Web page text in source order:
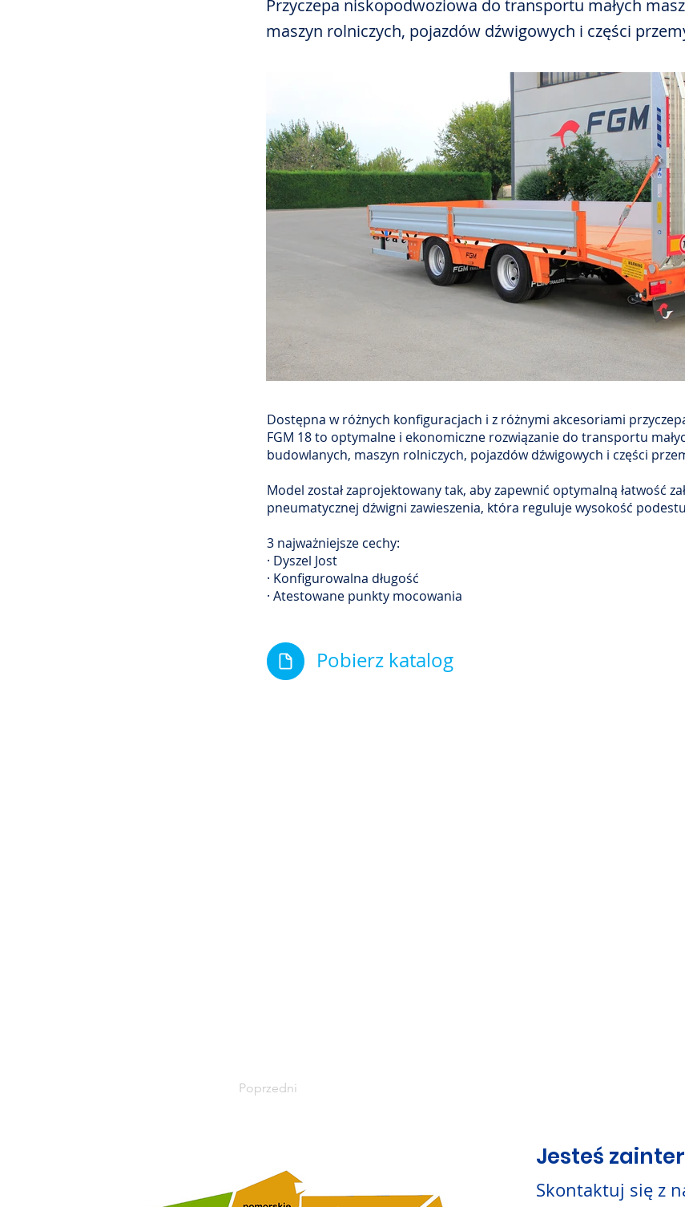
Przyczepa niskopodwoziowa do transportu małych
maszyn rolniczych, pojazdów dźwigowych i części
Dostępna w różnych konfiguracjach i z różnymi akcesoriami
FGM 18 to optymalne i ekonomiczne rozwiązanie do transportu
budowlanych, maszyn rolniczych, pojazdów dźwigowych i części
Model został zaprojektowany tak, aby zapewnić optymalną łatwość
pneumatycznej dźwigni zawieszenia, która reguluje wysokość podestu
3 najważniejsze cechy:
· Dyszel Jost
· Konfigurowalna długość
· Atestowane punkty mocowania
Pobierz katalog
Poprzedni
Jesteś
Skontaktuj się z